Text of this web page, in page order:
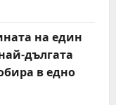
на един
дългата
в едно